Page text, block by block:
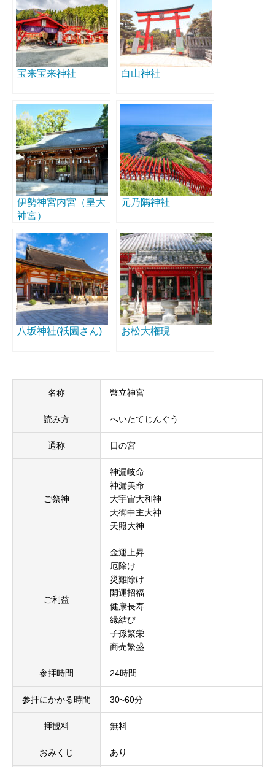
宝来宝来神社 白山神社
伊勢神宮内宮（皇大
神宮）
元乃隅神社
八坂神社(祇園さん) お松大権現
名称 幣立神宮
読み方 へいたてじんぐう
通称 日の宮
ご祭神
神漏岐命
神漏美命
大宇宙大和神
天御中主大神
天照大神
ご利益
金運上昇
厄除け
災難除け
開運招福
健康長寿
縁結び
子孫繁栄
商売繁盛
参拝時間 24時間
参拝にかかる時間 30~60分
拝観料 無料
おみくじ あり